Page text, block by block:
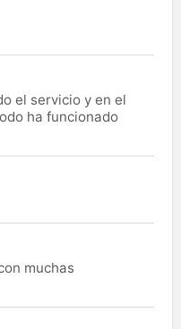
el servicio y en el
ha funcionado
muchas